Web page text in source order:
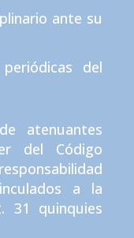
ante su
del
atenuantes
del Código
a la
31 quinquies